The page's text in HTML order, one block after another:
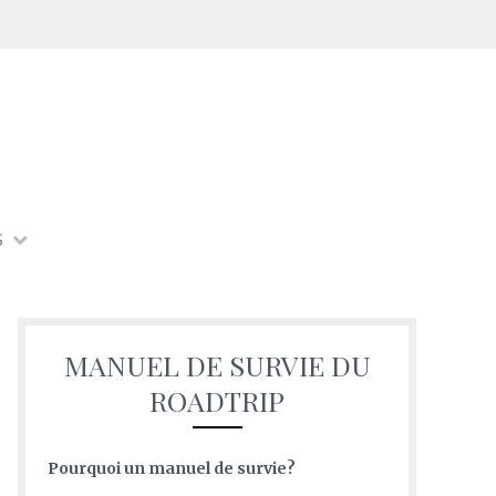
MANUEL DE SURVIE DU
ROADTRIP
Pourquoi un manuel de survie?